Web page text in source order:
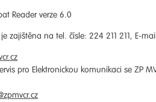
Reader verze 6.0
zajištěna na tel. čísle: 224 211 211, E-
pro Elektronickou komunikaci se ZP